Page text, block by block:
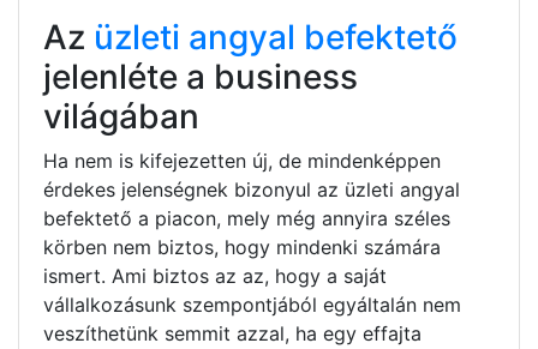
Az üzleti angyal befektető
jelenléte a business
világában
Ha nem is kifejezetten új, de mindenképpen
érdekes jelenségnek bizonyul az üzleti angyal
befektető a piacon, mely még annyira széles
körben nem biztos, hogy mindenki számára
ismert. Ami biztos az az, hogy a saját
vállalkozásunk szempontjából egyáltalán nem
veszíthetünk semmit azzal, ha egy effajta